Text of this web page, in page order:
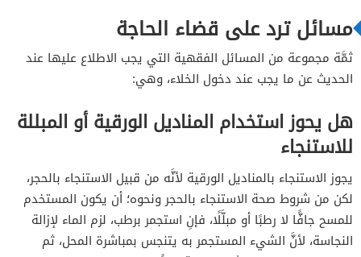
مسائل ترد على قضاء الحاجة
ثمَّة مجموعة من المسائل الفقهية التي يجب الاطلاع عليها عند
الحديث عن ما يجب عند دخول الخلاء، وهي:
هل يحوز استخدام المناديل الورقية أو المبللة
للاستنجاء
يجوز الاستنجاء بالمناديل الورقية لأنَّه من قبيل الاستنجاء بالحجر،
لكن من شروط صحة الاستنجاء بالحجر ونحوه؛ أن يكون المستخدم
للمسح جافًّا لا رطبًا أو مبلَّلًا، فإنِ استجمر برطب، لزم الماء لإزالة
النجاسة، لأنَّ الشيء المستجمر به يتنجس بمباشرة المحل، ثم